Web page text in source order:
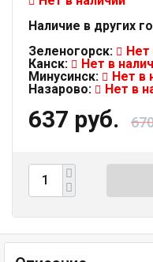
Наличие в других
Зеленогорск:
Нет
Канск:
Нет в
Минусинск:
Нет в
Назарово:
Нет в
637 руб.